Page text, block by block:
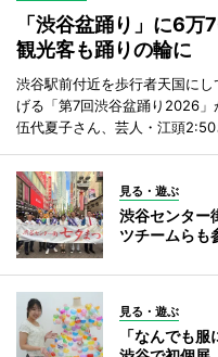
「渋谷盆踊り」に6
観光客も踊りの輪に
渋谷駅前付近を歩行者天国に
げる「第7回渋谷盆踊り2026
伍代夏子さん、芸人・江頭2:50
見る・遊ぶ
渋谷センタ
ツチームらも
見る・遊ぶ
「なんでも